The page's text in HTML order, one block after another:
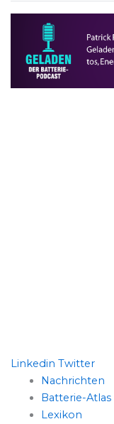
Linkedin Twitter
Nachrichten
Batterie-Atlas
Lexikon